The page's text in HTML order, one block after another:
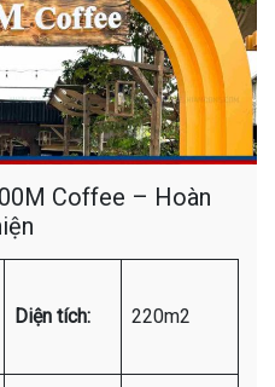
Coffee – Hoàn
Diện tích: 220m2